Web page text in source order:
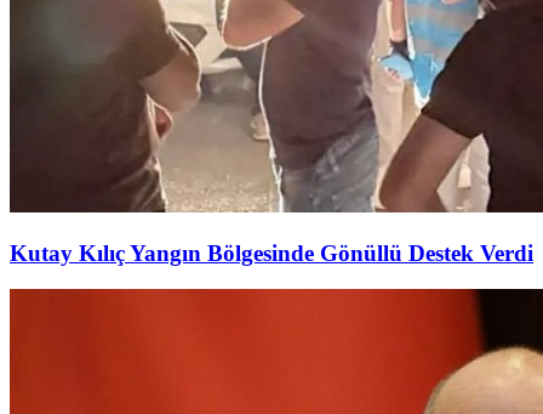
Kutay Kılıç Yangın Bölgesinde Gönüllü Destek Verdi